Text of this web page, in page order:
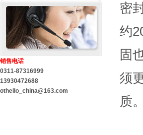
销售电话
0311-87316999
13930472688
othello_china@163.com
密
约
固
须
质。
1